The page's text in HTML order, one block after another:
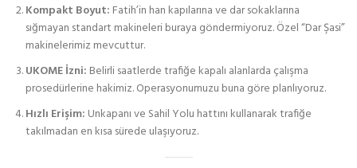
Kompakt Boyut: Fatih’in han kapılarına ve dar sokaklarına
sığmayan standart makineleri buraya göndermiyoruz. Özel “Dar Şasi”
makinelerimiz mevcuttur.
UKOME İzni: Belirli saatlerde trafiğe kapalı alanlarda çalışma
prosedürlerine hakimiz. Operasyonumuzu buna göre planlıyoruz.
Hızlı Erişim: Unkapanı ve Sahil Yolu hattını kullanarak trafiğe
takılmadan en kısa sürede ulaşıyoruz.